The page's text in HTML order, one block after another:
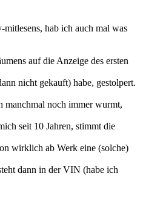
mitlesens, hab ich auch mal was
auf die Anzeige des ersten
nicht gekauft) habe, gestolpert.
manchmal noch immer wurmt,
seit 10 Jahren, stimmt die
wirklich ab Werk eine (solche)
dann in der VIN (habe ich